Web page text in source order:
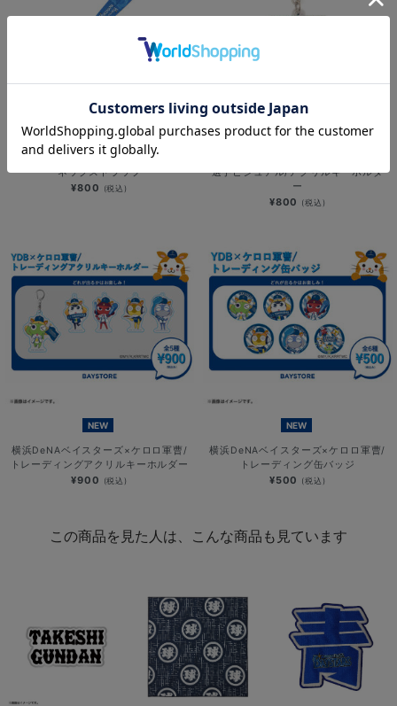
NEW
YOKOHAMA STAR☆NIGHT 2026/
ネックストラップ
¥800 (税込)
NEW
選手ビジュアル/アクリルキーホルダ
ー
¥800 (税込)
NEW
横浜DeNAベイスターズ×ケロロ軍曹/
トレーディングアクリルキーホルダー
¥900 (税込)
NEW
横浜DeNAベイスターズ×ケロロ軍曹/
トレーディング缶バッジ
¥500 (税込)
この商品を見た人は、こんな商品も見ています